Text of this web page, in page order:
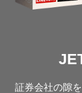
証券会社の隙